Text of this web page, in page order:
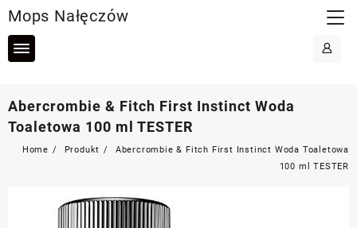
to
content
Mops Nałęczów
Abercrombie & Fitch First Instinct Woda
Toaletowa 100 ml TESTER
Home Produkt
Abercrombie & Fitch First Instinct Woda Toaletowa
100 ml TESTER